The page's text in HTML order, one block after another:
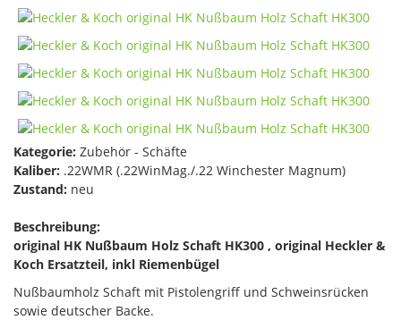
Kategorie: Zubehör - Schäfte
Kaliber: .22WMR (.22WinMag./.22 Winchester Magnum)
Zustand: neu
Beschreibung:
original HK Nußbaum Holz Schaft HK300 , original Heckler &
Koch Ersatzteil, inkl Riemenbügel
Nußbaumholz Schaft mit Pistolengriff und Schweinsrücken
sowie deutscher Backe.